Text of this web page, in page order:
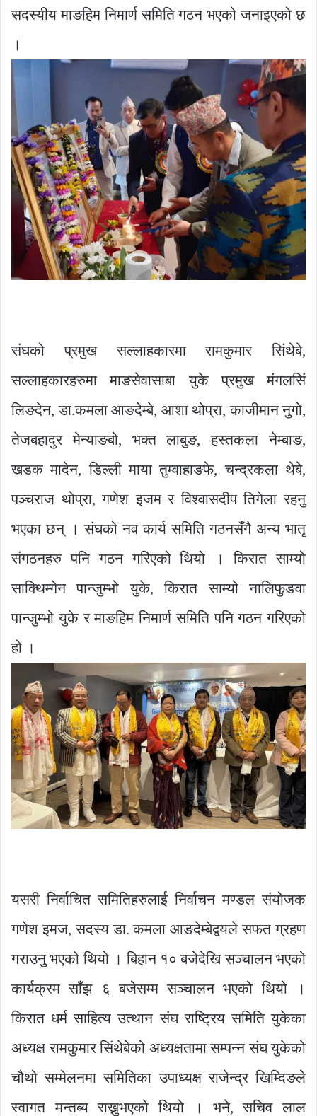
सदस्यीय माङहिम निमार्ण समिति गठन भएको जनाइएको छ
।
संघको प्रमुख सल्लाहकारमा रामकुमार सिंथेबे,
सल्लाहकारहरुमा माङसेवासाबा युके प्रमुख मंगलसिं
लिङदेन, डा.कमला आङदेम्बे, आशा थोप्रा, काजीमान नुगो,
तेजबहादुर मेन्याङबो, भक्त लाबुङ, हस्तकला नेम्बाङ,
खडक मादेन, डिल्ली माया तुम्वाहाङफे, चन्द्रकला थेबे,
पञ्चराज थोप्रा, गणेश इजम र विश्वासदीप तिगेला रहनु
भएका छन् । संघको नव कार्य समिति गठनसँगै अन्य भातृ
संगठनहरु पनि गठन गरिएको थियो । किरात साम्यो
साक्थिम्गेन पान्जुम्भो युके, किरात साम्यो नालिफुङवा
पान्जुम्भो युके र माङहिम निमार्ण समिति पनि गठन गरिएको
हो ।
यसरी निर्वाचित समितिहरुलाई निर्वाचन मण्डल संयोजक
गणेश इमज, सदस्य डा. कमला आङदेम्बेद्वयले सफत ग्रहण
गराउनु भएको थियो । बिहान १० बजेदेखि सञ्चालन भएको
कार्यक्रम साँझ ६ बजेसम्म सञ्चालन भएको थियो ।
किरात धर्म साहित्य उत्थान संघ राष्ट्रिय समिति युकेका
अध्यक्ष रामकुमार सिंथेबेको अध्यक्षतामा सम्पन्न संघ युकेको
चौथो सम्मेलनमा समितिका उपाध्यक्ष राजेन्द्र खिम्दिङले
स्वागत मन्तब्य राख्नुभएको थियो । भने, सचिव लाल